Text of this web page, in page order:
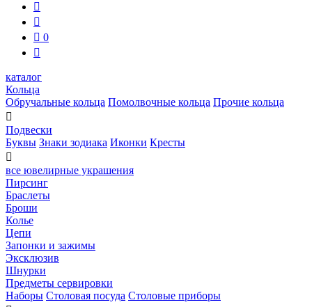


 0

каталог
Кольца
Обручальные кольца Помолвочные кольца Прочие кольца

Подвески
Буквы Знаки зодиака Иконки Кресты

все ювелирные украшения
Пирсинг
Браслеты
Броши
Колье
Цепи
Запонки и зажимы
Эксклюзив
Шнурки
Предметы сервировки
Наборы Столовая посуда Столовые приборы